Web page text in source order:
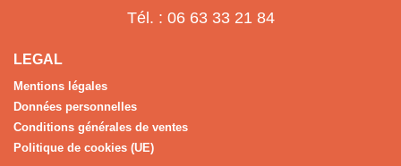
Tél. : 06 63 33 21 84
LEGAL
Mentions légales
Données personnelles
Conditions générales de ventes
Politique de cookies (UE)